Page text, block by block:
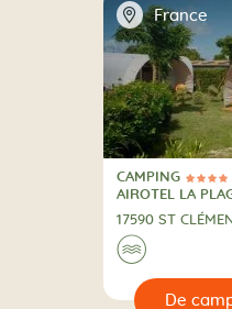
📍 France
4 Sterren
CAMPING
CAMPING
AIROTEL LA
17590 ST
🌊